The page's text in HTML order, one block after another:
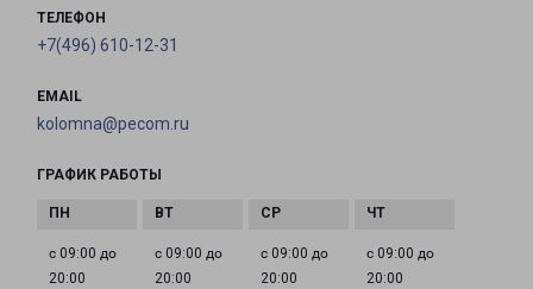
ТЕЛЕФОН
+7(496) 610-12-31
EMAIL
kolomna@pecom.ru
ГРАФИК РАБОТЫ
с 09:00 до
20:00
с 09:00 до
20:00
с 09:00 до
20:00
с 09:00 до
20:00